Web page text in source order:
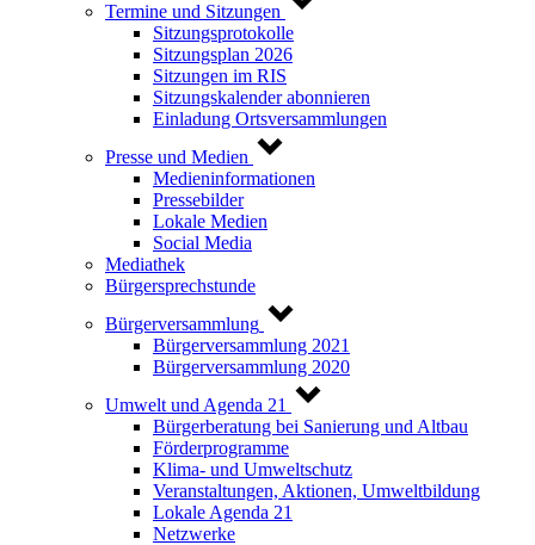
Termine und Sitzungen
Sitzungsprotokolle
Sitzungsplan 2026
Sitzungen im RIS
Sitzungskalender abonnieren
Einladung Ortsversammlungen
Presse und Medien
Medieninformationen
Pressebilder
Lokale Medien
Social Media
Mediathek
Bürgersprechstunde
Bürgerversammlung
Bürgerversammlung 2021
Bürgerversammlung 2020
Umwelt und Agenda 21
Bürgerberatung bei Sanierung und Altbau
Förderprogramme
Klima- und Umweltschutz
Veranstaltungen, Aktionen, Umweltbildung
Lokale Agenda 21
Netzwerke